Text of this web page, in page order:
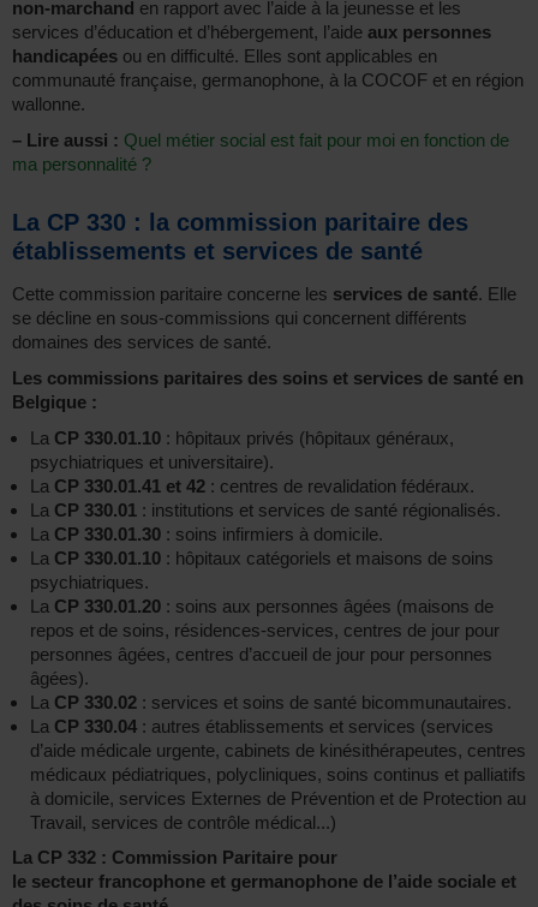
non-marchand en rapport avec l’aide à la jeunesse et les
services d’éducation et d’hébergement, l’aide aux personnes
handicapées ou en difficulté. Elles sont applicables en
communauté française, germanophone, à la COCOF et en région
wallonne.
– Lire aussi : Quel métier social est fait pour moi en fonction de
ma personnalité ?
La CP 330 : la commission paritaire des
établissements et services de santé
Cette commission paritaire concerne les services de santé. Elle
se décline en sous-commissions qui concernent différents
domaines des services de santé.
Les commissions paritaires des soins et services de santé en
Belgique :
La CP 330.01.10 : hôpitaux privés (hôpitaux généraux,
psychiatriques et universitaire).
La CP 330.01.41 et 42 : centres de revalidation fédéraux.
La CP 330.01 : institutions et services de santé régionalisés.
La CP 330.01.30 : soins infirmiers à domicile.
La CP 330.01.10 : hôpitaux catégoriels et maisons de soins
psychiatriques.
La CP 330.01.20 : soins aux personnes âgées (maisons de
repos et de soins, résidences-services, centres de jour pour
personnes âgées, centres d’accueil de jour pour personnes
âgées).
La CP 330.02 : services et soins de santé bicommunautaires.
La CP 330.04 : autres établissements et services (services
d’aide médicale urgente, cabinets de kinésithérapeutes, centres
médicaux pédiatriques, polycliniques, soins continus et palliatifs
à domicile, services Externes de Prévention et de Protection au
Travail, services de contrôle médical...)
La CP 332 : Commission Paritaire pour
le secteur francophone et germanophone de l’aide sociale et